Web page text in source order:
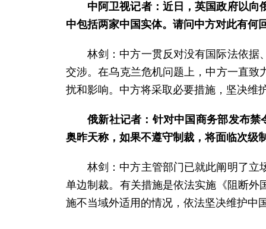
中阿卫视记者：近日，英国政府以向
中包括两家中国实体。请问中方对此有何
林剑：中方一贯反对没有国际法依据
交涉。在乌克兰危机问题上，中方一直
扰和影响。中方将采取必要措施，坚决维
俄新社记者：针对中国商务部发布
奥昨天称，如果不遵守制裁，将面临次级
林剑：中方主管部门已就此阐明了立
单边制裁。有关措施是依法实施《阻断
施不当域外适用的情况，依法坚决维护中